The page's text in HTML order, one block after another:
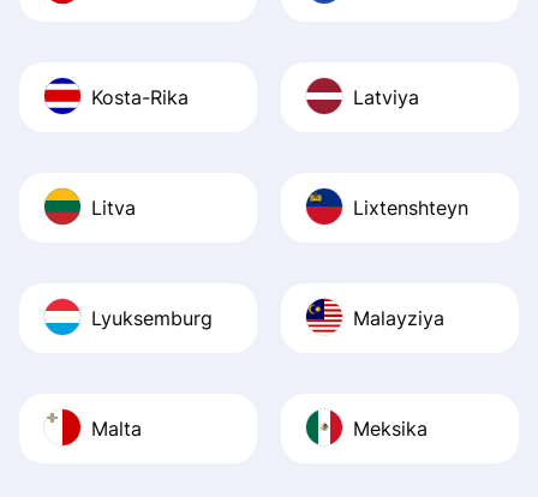
Kosta-Rika Latviya
Litva Lixtenshteyn
Lyuksemburg Malayziya
Malta Meksika